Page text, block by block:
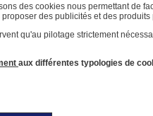
des cookies nous permettant de
des publicités et des
qu'au pilotage strictement
aux différentes typologies de